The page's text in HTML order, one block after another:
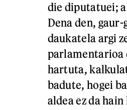
die diputatuei;
Dena den,
daukatela argi
parlamentarioa
hartuta,
badute, hogei
aldea ez da